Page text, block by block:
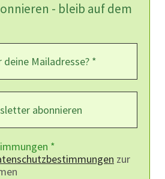
- bleib auf dem
*
zur